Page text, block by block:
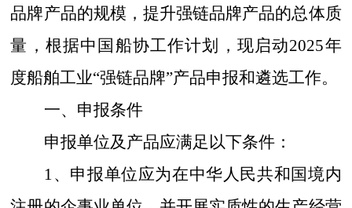
品牌产品的规模，提升强链品牌产品的总体质
量，根据中国船协工作计划，现启动2025年
度船舶工业“强链品牌”产品申报和遴选工作。
一、申报条件
申报单位及产品应满足以下条件：
1、申报单位应为在中华人民共和国境内